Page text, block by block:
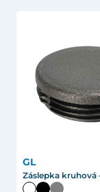
GL
Záslepka kruhová